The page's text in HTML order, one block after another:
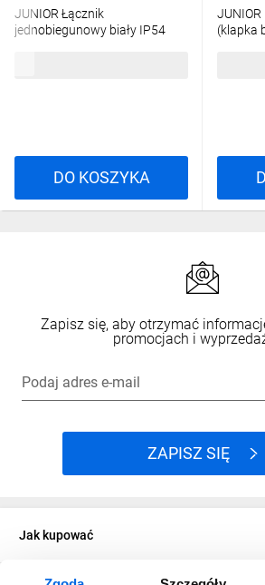
JUNIOR Łącznik
jednobiegunowy biały IP54
DO KOSZYKA
(klapka
Zapisz się, aby otrzymać
promocjach i
Podaj adres e-mail
ZAPISZ SIĘ
Jak kupować